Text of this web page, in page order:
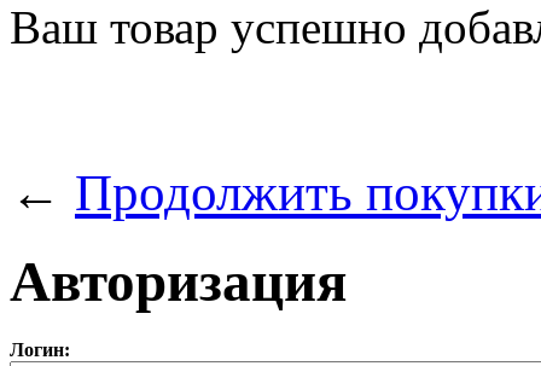
Ваш товар успешно
← Продолжить
Авторизация
Логин: